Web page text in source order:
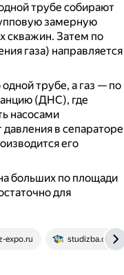
трубе собирают
замерную
скважин. Затем по
газа) направляется
трубе, а газ — по
(ДНС), где
насосами
давления в сепараторе
его
больших по площади
для
expo.ru studizba.com